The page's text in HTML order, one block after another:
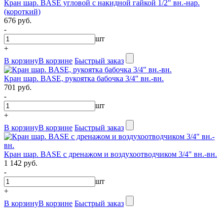
Кран шар. BASE угловой с накидной гайкой 1/2" вн.-нар.
(короткий)
676 руб.
-
шт
+
В корзинуВ корзине Быстрый заказ
Кран шар. BASE, рукоятка бабочка 3/4" вн.-вн.
701 руб.
-
шт
+
В корзинуВ корзине Быстрый заказ
Кран шар. BASE с дренажом и воздухоотводчиком 3/4" вн.-вн.
1 142 руб.
-
шт
+
В корзинуВ корзине Быстрый заказ